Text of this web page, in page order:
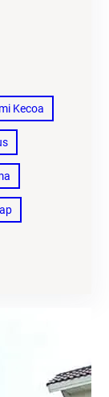
Kecoa